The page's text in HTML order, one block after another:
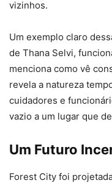
vizinhos.
Um exemplo claro
de Thana Selvi,
menciona como vê
revela a natureza
cuidadores e
vazio a um lugar que
Um Futuro
Forest City foi